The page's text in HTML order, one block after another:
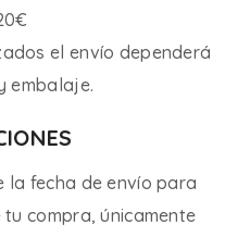
el envío dependerá
embalaje.
la fecha de envío para
compra, únicamente